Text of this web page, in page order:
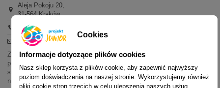
Aleja Pokoju 20,
31-564 Kraków
+48 600 779 897
sklep@projektjunior.pl
Zapraszamy do sklepu stacjonarnego:
poniedziałek - piątek: 11.00-19.00
sobota: 10.00-14.00
niedziela (każda): nieczynne
Cookies
Informacje dotyczące plików cookies
Nasz sklep korzysta z plików cookie, aby zapewnić najwyższy
poziom doświadczenia na naszej stronie. Wykorzystujemy również
pliki cookie stron trzecich w celu ulepszenia naszych usług,